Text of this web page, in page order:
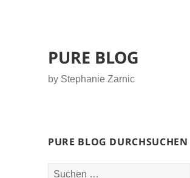
PURE BLOG
by Stephanie Zarnic
PURE BLOG DURCHSUCHEN
Suchen